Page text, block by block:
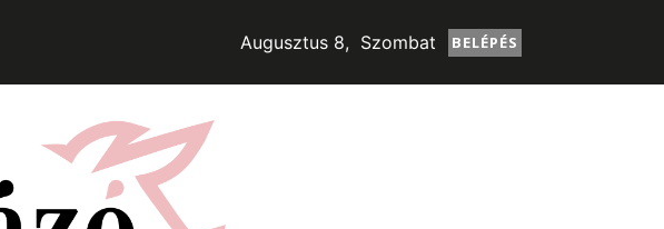
Augusztus 8, Szombat BELÉPÉS